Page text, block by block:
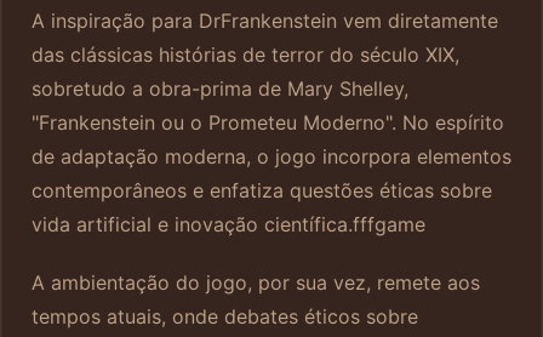
A inspiração para DrFrankenstein vem diretamente
das clássicas histórias de terror do século XIX,
sobretudo a obra-prima de Mary Shelley,
"Frankenstein ou o Prometeu Moderno". No espírito
de adaptação moderna, o jogo incorpora elementos
contemporâneos e enfatiza questões éticas sobre
vida artificial e inovação científica.fffgame
A ambientação do jogo, por sua vez, remete aos
tempos atuais, onde debates éticos sobre